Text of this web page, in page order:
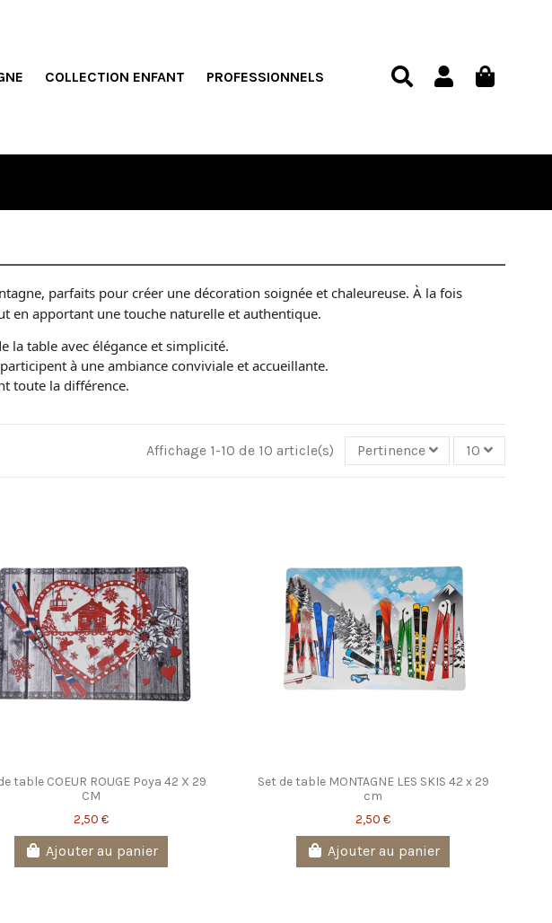
COLLECTION ENFANT PROFESSIONNELS
parfaits pour créer une décoration soignée et chaleureuse. À la fois
en apportant une touche naturelle et authentique.
la table avec élégance et simplicité.
à une ambiance conviviale et accueillante.
toute la différence.
Affichage 1-10 de 10 article(s) Pertinence 10
table COEUR ROUGE Poya 42 X 29
CM
2,50 €
Ajouter au panier
Set de table MONTAGNE LES SKIS 42 x 29
cm
2,50 €
Ajouter au panier